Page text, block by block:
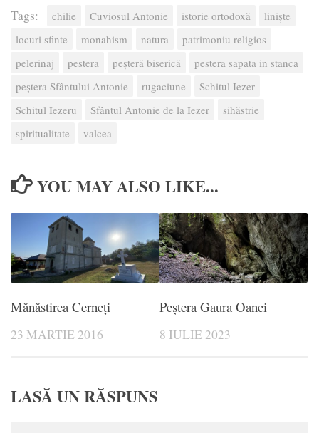
Tags: chilie Cuviosul Antonie istorie ortodoxă
liniște
locuri sfinte
monahism natura
patrimoniu religios
pelerinaj
pestera peșteră biserică
pestera sapata in stanca
peștera Sfântului Antonie
rugaciune
Schitul Iezer
Schitul Iezeru
Sfântul Antonie de la Iezer
sihăstrie
spiritualitate
valcea
YOU MAY ALSO LIKE...
Mănăstirea Cerneți
23 MARTIE 2016
Peștera Gaura Oanei
8 IULIE 2023
LASĂ UN RĂSPUNS